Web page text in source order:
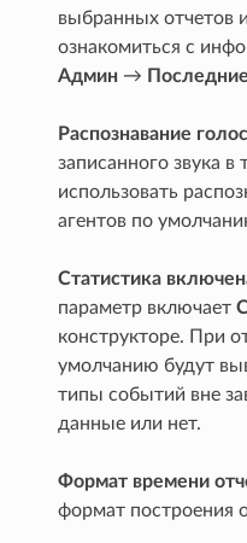
выбранных отчетов
ознакомиться с
Админ →
Распознавание
записанного звука в
использовать
агентов по
Статистика
параметр включает
конструкторе. При
умолчанию будут
типы событий вне
данные или нет.
Формат времени
формат построения